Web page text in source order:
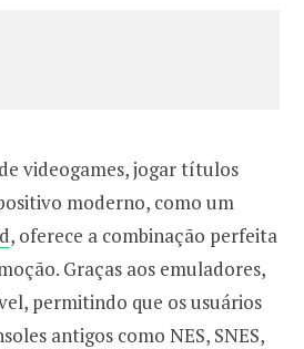
videogames, jogar títulos
moderno, como um
, oferece a combinação perfeita
Graças aos emuladores,
permitindo que os usuários
antigos como NES, SNES,